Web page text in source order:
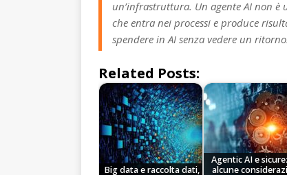
un’infrastruttura. Un agente AI non
che entra nei processi e produce
spendere in AI senza vedere un ritorno.
Related Posts:
Big data e raccolta dati,
Agentic AI e
alcune